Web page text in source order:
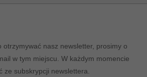
otrzymywać nasz newsletter, prosimy o
w tym miejscu. W każdym momencie
ze subskrypcji newslettera.